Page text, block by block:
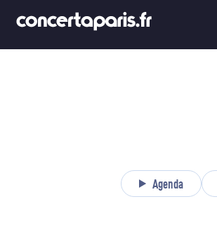
Agenda